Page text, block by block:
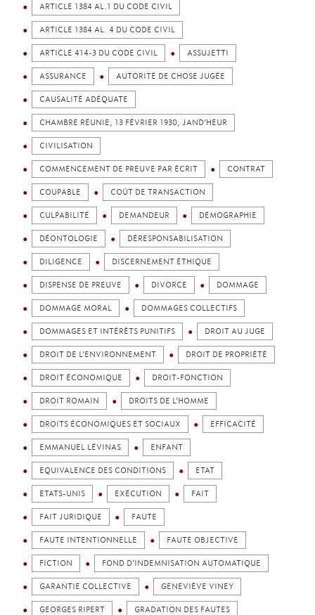
ARTICLE 1384 AL.1 DU CODE CIVIL
ARTICLE 1384 AL. 4 DU CODE CIVIL
ARTICLE 414-3 DU CODE CIVIL ASSUJETTI
ASSURANCE AUTORITÉ DE CHOSE JUGÉE
CAUSALITÉ ADÉQUATE
CHAMBRE RÉUNIE, 13 FÉVRIER 1930, JAND’HEUR
CIVILISATION
COMMENCEMENT DE PREUVE PAR ÉCRIT CONTRAT
COUPABLE COÛT DE TRANSACTION
CULPABILITÉ DEMANDEUR DÉMOGRAPHIE
DÉONTOLOGIE DÉRESPONSABILISATION
DILIGENCE DISCERNEMENT ÉTHIQUE
DISPENSE DE PREUVE DIVORCE DOMMAGE
DOMMAGE MORAL DOMMAGES COLLECTIFS
DOMMAGES ET INTÉRÊTS PUNITIFS DROIT AU JUGE
DROIT DE L’ENVIRONNEMENT DROIT DE PROPRIÉTÉ
DROIT ÉCONOMIQUE DROIT-FONCTION
DROIT ROMAIN DROITS DE L’HOMME
DROITS ÉCONOMIQUES ET SOCIAUX EFFICACITÉ
EMMANUEL LÉVINAS ENFANT
EQUIVALENCE DES CONDITIONS ETAT
ETATS-UNIS EXÉCUTION FAIT
FAIT JURIDIQUE FAUTE
FAUTE INTENTIONNELLE FAUTE OBJECTIVE
FICTION FOND D’INDEMNISATION AUTOMATIQUE
GARANTIE COLLECTIVE GENEVIÈVE VINEY
GEORGES RIPERT GRADATION DES FAUTES